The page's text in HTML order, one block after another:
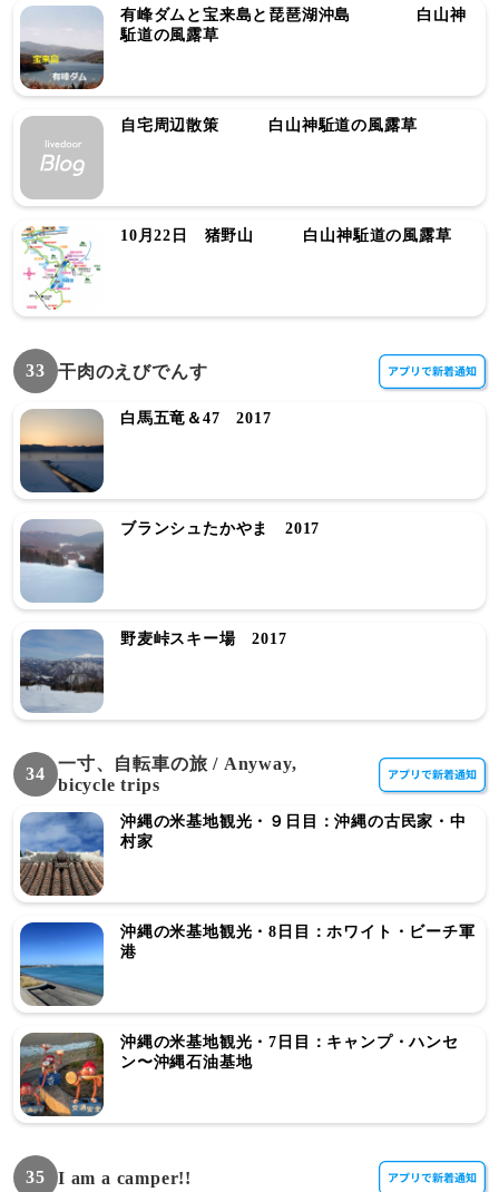
有峰ダムと宝来島と琵琶湖沖島 白山神
駈道の風露草
自宅周辺散策 白山神駈道の風露草
10月22日 猪野山 白山神駈道の風露草
33 干肉のえびでんす
白馬五竜＆47 2017
ブランシュたかやま 2017
野麦峠スキー場 2017
34
一寸、自転車の旅 / Anyway,
bicycle trips
沖縄の米基地観光・９日目：沖縄の古民家・中
村家
沖縄の米基地観光・8日目：ホワイト・ビーチ軍
港
沖縄の米基地観光・7日目：キャンプ・ハンセ
ン〜沖縄石油基地
35 I am a camper!!